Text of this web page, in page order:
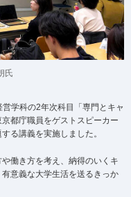
氏
学科の2年次科目「専門とキャ
都庁職員をゲストスピーカー
る講義を実施しました。
働き方を考え、納得のいくキ
意義な大学生活を送るきっか